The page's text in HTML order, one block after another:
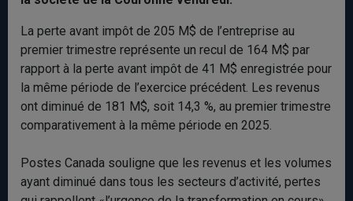
La perte avant impôt de 205 M$ de l’entreprise au
premier trimestre représente un recul de 164 M$ par
rapport à la perte avant impôt de 41 M$ enregistrée pour
la même période de l’exercice précédent. Les revenus
ont diminué de 181 M$, soit 14,3 %, au premier trimestre
comparativement à la même période en 2025.
Postes Canada souligne que les revenus et les volumes
ayant diminué dans tous les secteurs d’activité, pertes